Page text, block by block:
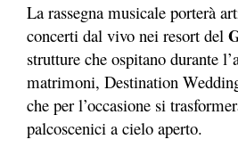
La rassegna musicale porterà
concerti dal vivo nei resort del
strutture che ospitano durante
matrimoni, Destination
che per l’occasione si
palcoscenici a cielo aperto.